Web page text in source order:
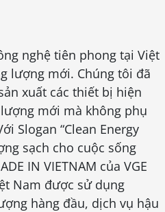
nghệ tiên phong tại Việt
lượng mới. Chúng tôi đã
xuất các thiết bị hiện
mới mà không phụ
Slogan “Clean Energy
sạch cho cuộc sống
IN VIETNAM của VGE
Nam được sử dụng
hàng đầu, dịch vụ hậu